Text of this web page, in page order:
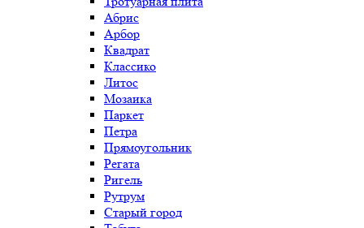
Абрис
Арбор
Квадрат
Классико
Литос
Мозаика
Паркет
Петра
Прямоугольник
Регата
Ригель
Рутрум
Старый город